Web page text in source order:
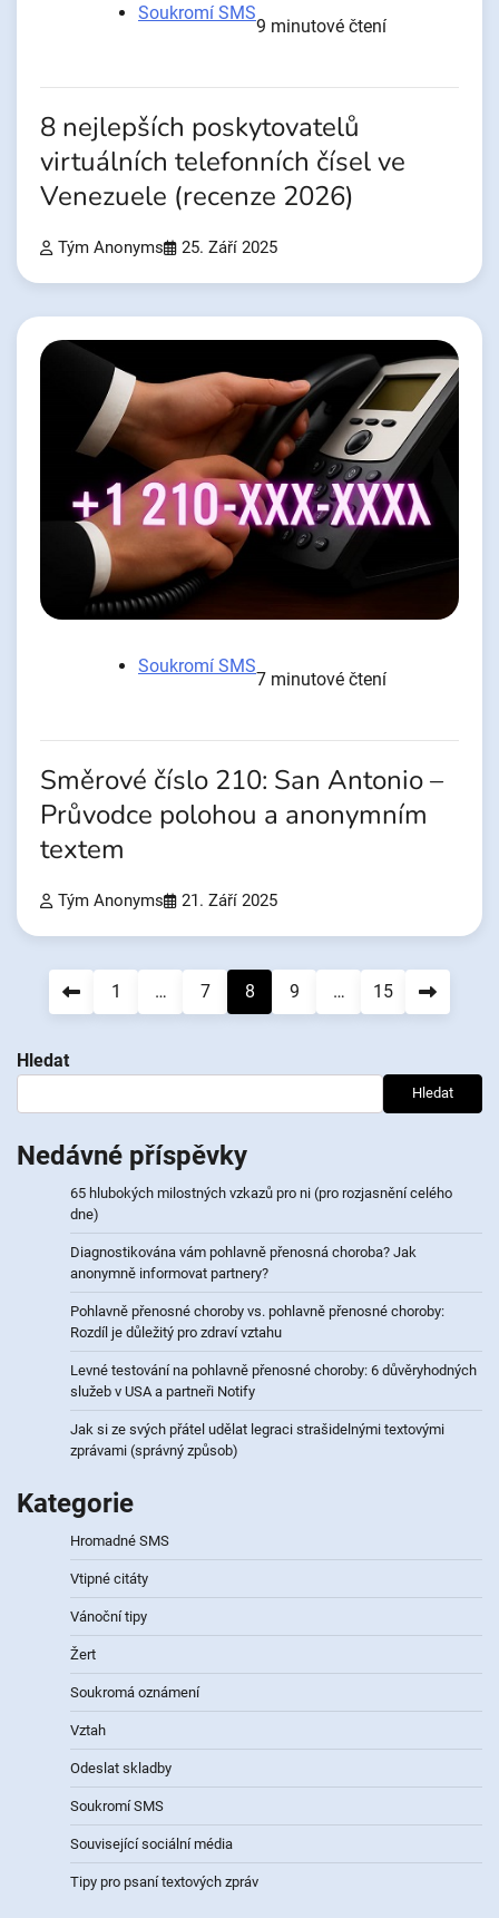
Soukromí SMS
9 minutové čtení
8 nejlepších poskytovatelů
virtuálních telefonních čísel ve
Venezuele (recenze 2026)
Tým Anonyms 25. Září 2025
Soukromí SMS
7 minutové čtení
Směrové číslo 210: San Antonio –
Průvodce polohou a anonymním
textem
Tým Anonyms 21. Září 2025
Navigace
příspěvky
1 … 7 8 9 … 15
Hledat
Hledat
Nedávné příspěvky
65 hlubokých milostných vzkazů pro ni (pro rozjasnění celého
dne)
Diagnostikována vám pohlavně přenosná choroba? Jak
anonymně informovat partnery?
Pohlavně přenosné choroby vs. pohlavně přenosné choroby:
Rozdíl je důležitý pro zdraví vztahu
Levné testování na pohlavně přenosné choroby: 6 důvěryhodných
služeb v USA a partneři Notify
Jak si ze svých přátel udělat legraci strašidelnými textovými
zprávami (správný způsob)
Kategorie
Hromadné SMS
Vtipné citáty
Vánoční tipy
Žert
Soukromá oznámení
Vztah
Odeslat skladby
Soukromí SMS
Související sociální média
Tipy pro psaní textových zpráv